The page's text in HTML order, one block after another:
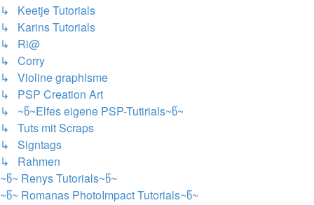
↳ Keetje Tutorials
↳ Karins Tutorials
↳ Ri@
↳ Corry
↳ Violine graphisme
↳ PSP Creation Art
↳ ~წ~Elfes eigene PSP-Tutirials~წ~
↳ Tuts mit Scraps
↳ Signtags
↳ Rahmen
~წ~ Renys Tutorials~წ~
~წ~ Romanas PhotoImpact Tutorials~წ~